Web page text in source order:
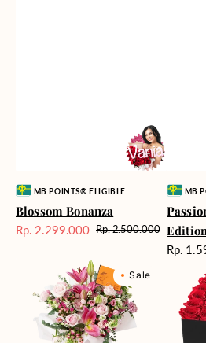
Vendor:MB POINTS® ELIGIBLE
Blossom Bonanza
Harga
Rp. 2.299.000 Harga
Rp. 2.500.000
Vendor:
MB
Harga
Rp.
Sale